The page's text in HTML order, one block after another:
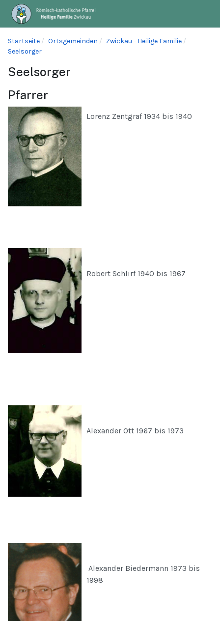
Startseite Ortsgemeinden
Zwickau - Heilige Familie
Seelsorger
Seelsorger
Pfarrer
Lorenz Zentgraf 1934 bis 1940
Robert Schlirf 1940 bis 1967
Alexander Ott 1967 bis 1973
Alexander Biedermann 1973 bis
1998